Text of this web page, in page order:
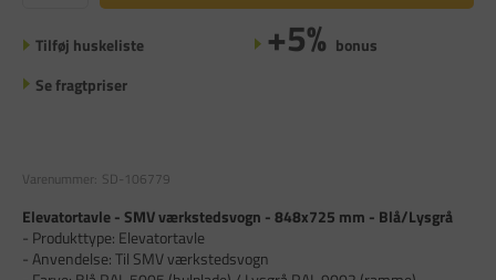
Tilføj huskeliste +5% bonus
Se fragtpriser
Varenummer: SD-106779
Elevatortavle - SMV værkstedsvogn - 848x725 mm - Blå/Lysgrå
- Produkttype: Elevatortavle
- Anvendelse: Til SMV værkstedsvogn